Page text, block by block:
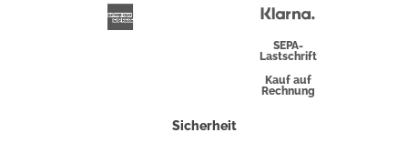
Überweisung
SEPA-
Lastschrift
Kauf auf
Rechnung
Sicherheit